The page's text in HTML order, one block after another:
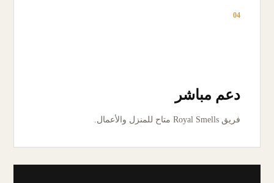
04
دعم مباشر
فريق Royal Smells متاح للمنزل والأعمال.